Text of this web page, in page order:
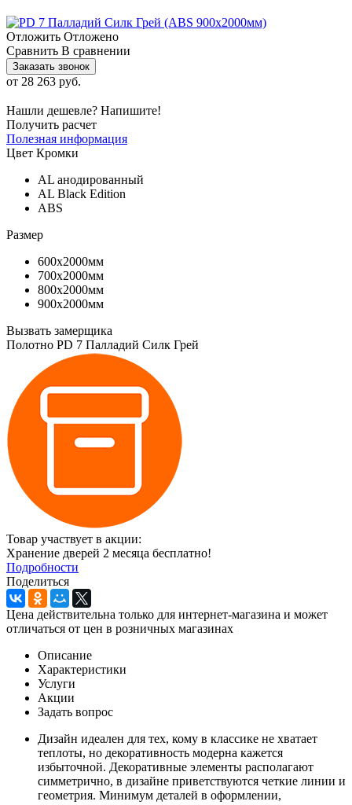
Отложить Отложено
Сравнить В сравнении
Заказать звонок
от 28 263 руб.
Нашли дешевле? Напишите!
Получить расчет
Полезная информация
Цвет Кромки
AL анодированный
AL Black Edition
ABS
Размер
600х2000мм
700х2000мм
800х2000мм
900х2000мм
Вызвать замерщика
Полотно PD 7 Палладий Силк Грей
Товар участвует в акции:
Хранение дверей 2 месяца бесплатно!
Подробности
Поделиться
Цена действительна только для интернет-магазина и может
отличаться от цен в розничных магазинах
Описание
Характеристики
Услуги
Акции
Задать вопрос
Дизайн идеален для тех, кому в классике не хватает
теплоты, но декоративность модерна кажется
избыточной. Декоративные элементы располагают
симметрично, в дизайне приветствуются четкие линии и
геометрия. Минимум деталей в оформлении,